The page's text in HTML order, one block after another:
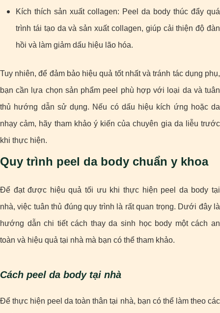
Kích thích sản xuất collagen: Peel da body thúc đẩy quá
trình tái tạo da và sản xuất collagen, giúp cải thiện độ đàn
hồi và làm giảm dấu hiệu lão hóa.
Tuy nhiên, để đảm bảo hiệu quả tốt nhất và tránh tác dụng phụ,
bạn cần lựa chọn sản phẩm peel phù hợp với loại da và tuân
thủ hướng dẫn sử dụng. Nếu có dấu hiệu kích ứng hoặc da
nhạy cảm, hãy tham khảo ý kiến của chuyên gia da liễu trước
khi thực hiện.
Quy trình peel da body chuẩn y khoa
Để đạt được hiệu quả tối ưu khi thực hiện peel da body tại
nhà, việc tuân thủ đúng quy trình là rất quan trọng. Dưới đây là
hướng dẫn chi tiết cách thay da sinh học body một cách an
toàn và hiệu quả tại nhà mà bạn có thể tham khảo.
Cách peel da body tại nhà
Để thực hiện peel da toàn thân tại nhà, bạn có thể làm theo các